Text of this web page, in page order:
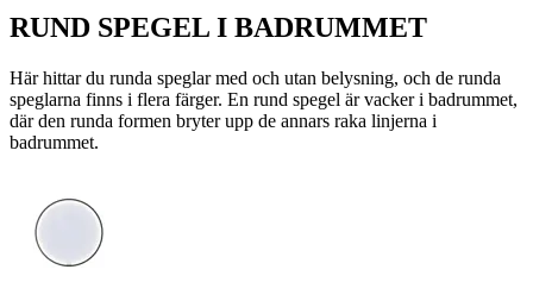
RUND SPEGEL I BADRUMMET
Här hittar du runda speglar med och utan belysning, och de runda
speglarna finns i flera färger. En rund spegel är vacker i badrummet,
där den runda formen bryter upp de annars raka linjerna i
badrummet.